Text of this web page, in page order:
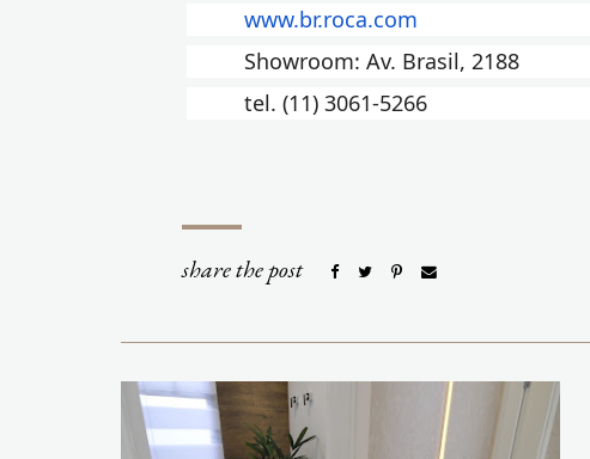
www.br.roca.com
Showroom: Av. Brasil, 2188
tel. (11) 3061-5266